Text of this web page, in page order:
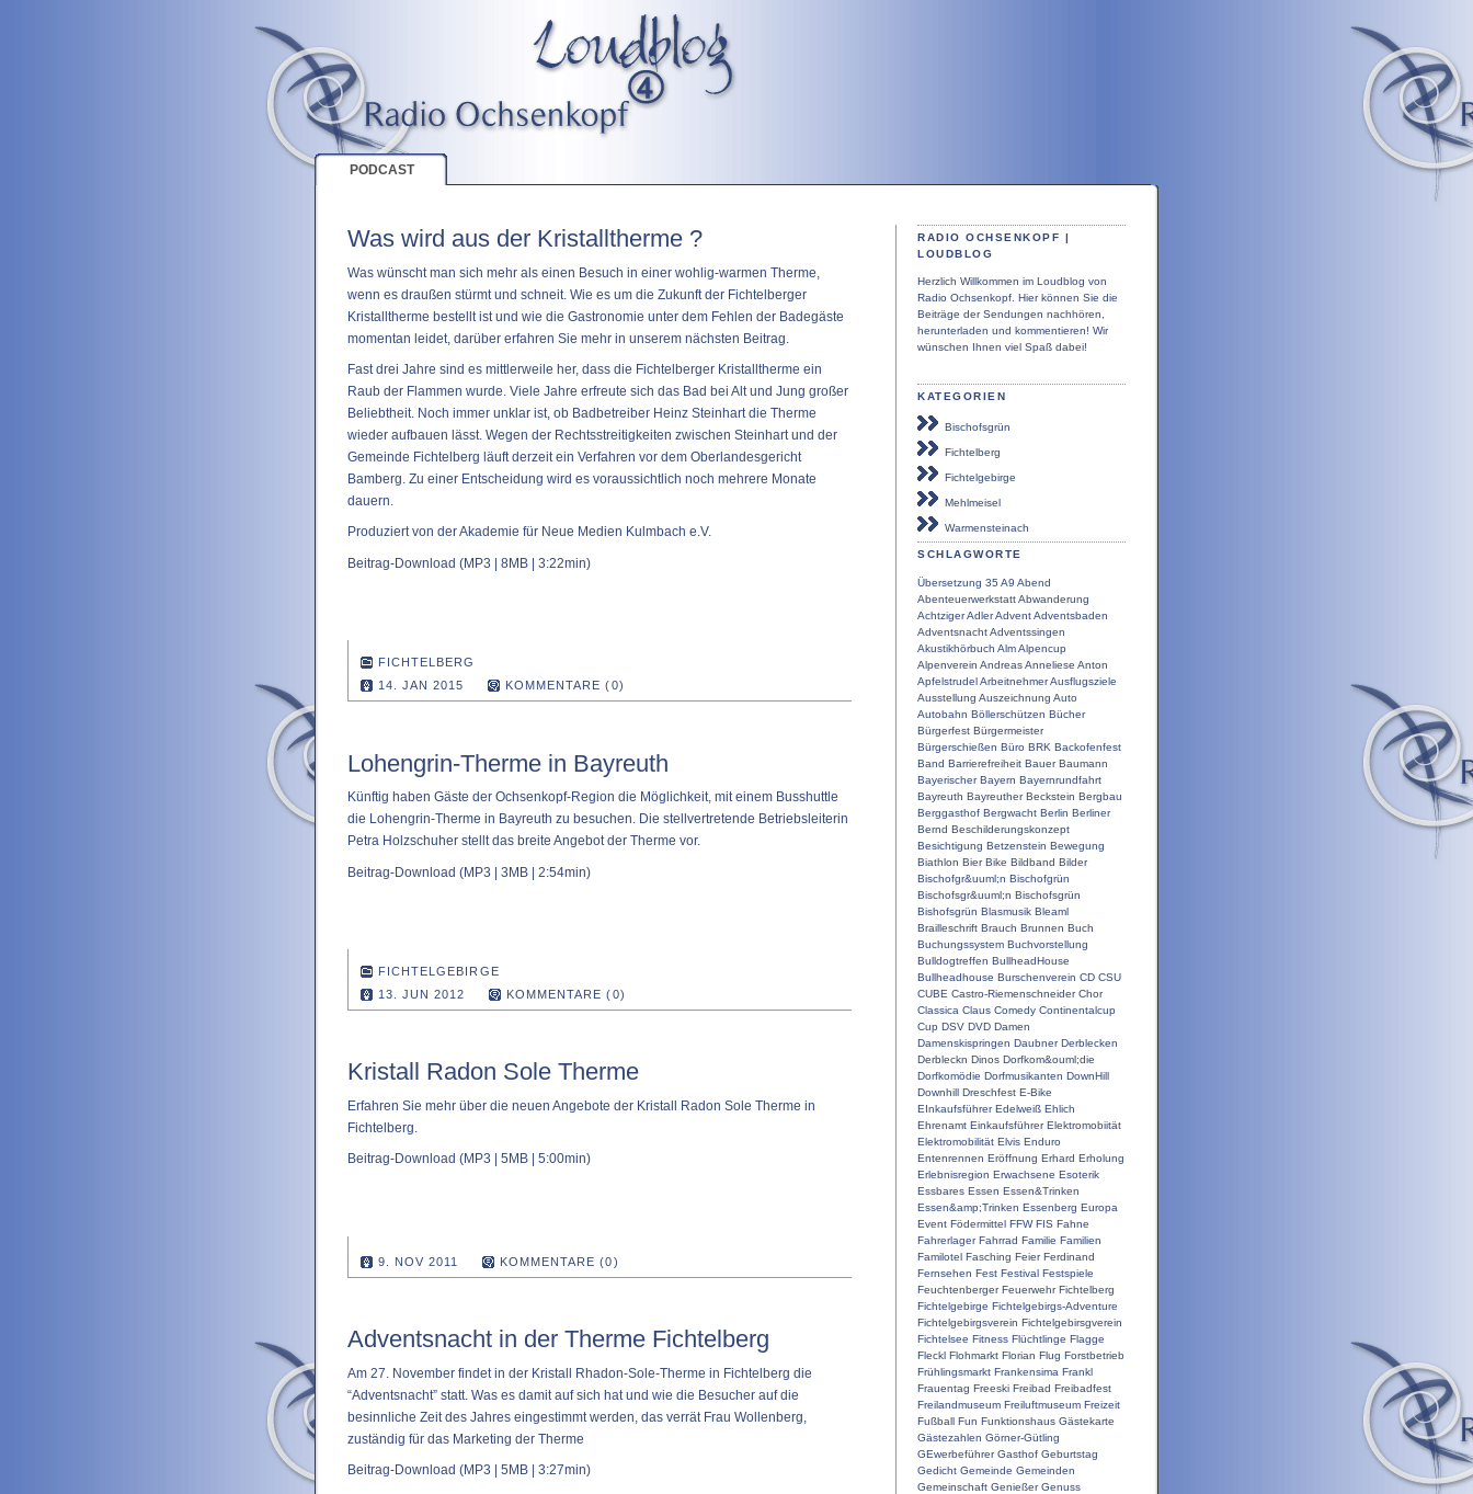
PODCAST
RADIO OCHSENKOPF |
LOUDBLOG
Herzlich Willkommen im Loudblog von
Radio Ochsenkopf. Hier können Sie die
Beiträge der Sendungen nachhören,
herunterladen und kommentieren! Wir
wünschen Ihnen viel Spaß dabei!
KATEGORIEN
Bischofsgrün
Fichtelberg
Fichtelgebirge
Mehlmeisel
Warmensteinach
SCHLAGWORTE
Übersetzung 35 A9 Abend
AbenteuerwerkstattAbwanderung
AchtzigerAdlerAdventAdventsbaden
AdventsnachtAdventssingen
Akustikhörbuch AlmAlpencup
Alpenverein AndreasAnneliese Anton
ApfelstrudelArbeitnehmerAusflugsziele
Ausstellung Auszeichnung Auto
Autobahn Böllerschützen Bücher
Bürgerfest Bürgermeister
Bürgerschießen Büro BRK Backofenfest
Band Barrierefreiheit Bauer Baumann
Bayerischer Bayern Bayernrundfahrt
Bayreuth Bayreuther Beckstein Bergbau
Berggasthof Bergwacht Berlin Berliner
Bernd Beschilderungskonzept
Besichtigung Betzenstein Bewegung
Biathlon Bier Bike Bildband Bilder
Bischofgr&uuml;n Bischofgrün
Bischofsgr&uuml;n Bischofsgrün
Bishofsgrün Blasmusik Bleaml
Brailleschrift Brauch Brunnen Buch
Buchungssystem Buchvorstellung
Bulldogtreffen BullheadHouse
Bullheadhouse Burschenverein CD CSU
CUBE Castro-Riemenschneider Chor
Classica Claus Comedy Continentalcup
Cup DSV DVD Damen
Damenskispringen Daubner Derblecken
Derbleckn Dinos Dorfkom&ouml;die
Dorfkomödie Dorfmusikanten DownHill
Downhill Dreschfest E-Bike
EInkaufsführer Edelweiß Ehlich
Ehrenamt Einkaufsführer Elektromobiität
Elektromobilität Elvis Enduro
Entenrennen Eröffnung Erhard Erholung
Erlebnisregion Erwachsene Esoterik
Essbares Essen Essen&Trinken
Essen&amp;Trinken Essenberg Europa
Event Födermittel FFW FIS Fahne
Fahrerlager Fahrrad Familie Familien
Familotel Fasching Feier Ferdinand
Fernsehen Fest Festival Festspiele
Feuchtenberger Feuerwehr Fichtelberg
Fichtelgebirge Fichtelgebirgs-Adventure
Fichtelgebirgsverein Fichtelgebirsgverein
Fichtelsee Fitness Flüchtlinge Flagge
Fleckl Flohmarkt Florian Flug Forstbetrieb
Frühlingsmarkt Frankensima Frankl
Frauentag Freeski Freibad Freibadfest
Freilandmuseum Freiluftmuseum Freizeit
Fußball Fun Funktionshaus Gästekarte
Gästezahlen Görner-Gütling
GEwerbeführer Gasthof Geburtstag
Gedicht Gemeinde Gemeinden
Gemeinschaft Genießer Genuss
Was wird aus der Kristalltherme ?
Was wünscht man sich mehr als einen Besuch in einer wohlig-warmen Therme,
wenn es draußen stürmt und schneit. Wie es um die Zukunft der Fichtelberger
Kristalltherme bestellt ist und wie die Gastronomie unter dem Fehlen der Badegäste
momentan leidet, darüber erfahren Sie mehr in unserem nächsten Beitrag.
Fast drei Jahre sind es mittlerweile her, dass die Fichtelberger Kristalltherme ein
Raub der Flammen wurde. Viele Jahre erfreute sich das Bad bei Alt und Jung großer
Beliebtheit. Noch immer unklar ist, ob Badbetreiber Heinz Steinhart die Therme
wieder aufbauen lässt. Wegen der Rechtsstreitigkeiten zwischen Steinhart und der
Gemeinde Fichtelberg läuft derzeit ein Verfahren vor dem Oberlandesgericht
Bamberg. Zu einer Entscheidung wird es voraussichtlich noch mehrere Monate
dauern.
Produziert von der Akademie für Neue Medien Kulmbach e.V.
Beitrag-Download (MP3 | 8MB | 3:22min)
FICHTELBERG
14. JAN 2015
KOMMENTARE (0)
Lohengrin-Therme in Bayreuth
Künftig haben Gäste der Ochsenkopf-Region die Möglichkeit, mit einem Busshuttle
die Lohengrin-Therme in Bayreuth zu besuchen. Die stellvertretende Betriebsleiterin
Petra Holzschuher stellt das breite Angebot der Therme vor.
Beitrag-Download (MP3 | 3MB | 2:54min)
FICHTELGEBIRGE
13. JUN 2012
KOMMENTARE (0)
Kristall Radon Sole Therme
Erfahren Sie mehr über die neuen Angebote der Kristall Radon Sole Therme in
Fichtelberg.
Beitrag-Download (MP3 | 5MB | 5:00min)
9. NOV 2011 KOMMENTARE (0)
Adventsnacht in der Therme Fichtelberg
Am 27. November findet in der Kristall Rhadon-Sole-Therme in Fichtelberg die
“Adventsnacht” statt. Was es damit auf sich hat und wie die Besucher auf die
besinnliche Zeit des Jahres eingestimmt werden, das verrät Frau Wollenberg,
zuständig für das Marketing der Therme
Beitrag-Download (MP3 | 5MB | 3:27min)